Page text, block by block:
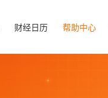
财经日历 帮助中心